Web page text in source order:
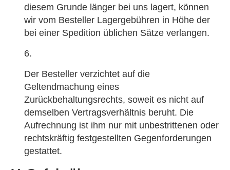
diesem Grunde länger bei uns lagert, können
wir vom Besteller Lagergebühren in Höhe der
bei einer Spedition üblichen Sätze verlangen.
Der Besteller verzichtet auf die
Geltendmachung eines
Zurückbehaltungsrechts, soweit es nicht auf
demselben Vertragsverhältnis beruht. Die
Aufrechnung ist ihm nur mit unbestrittenen oder
rechtskräftig festgestellten Gegenforderungen
gestattet.